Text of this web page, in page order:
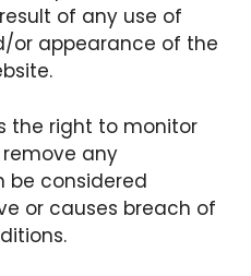
of any use of
or appearance of the
the right to monitor
any
be considered
or causes breach of